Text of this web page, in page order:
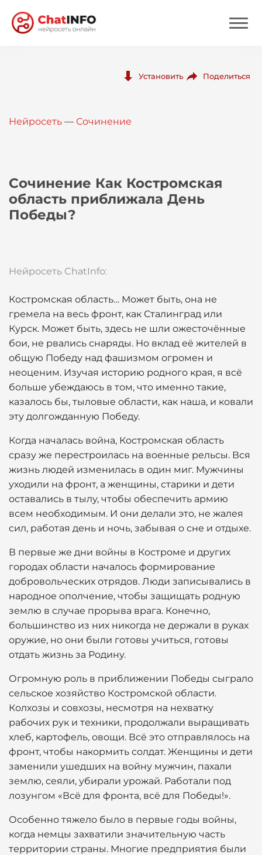
Вход
Установить Поделиться
Нейросеть — Сочинение
Сочинение Как Костромская
область приближала День
Победы?
Нейросеть ChatInfo:
Костромская область… Может быть, она не
гремела на весь фронт, как Сталинград или
Курск. Может быть, здесь не шли ожесточённые
бои, не рвались снаряды. Но вклад её жителей в
общую Победу над фашизмом огромен и
неоценим. Изучая историю родного края, я всё
больше убеждаюсь в том, что именно такие,
казалось бы, тыловые области, как наша, и ковали
эту долгожданную Победу.
Когда началась война, Костромская область
сразу же перестроилась на военные рельсы. Вся
жизнь людей изменилась в один миг. Мужчины
уходили на фронт, а женщины, старики и дети
оставались в тылу, чтобы обеспечить армию
всем необходимым. И они делали это, не жалея
сил, работая день и ночь, забывая о сне и отдыхе.
В первые же дни войны в Костроме и других
городах области началось формирование
добровольческих отрядов. Люди записывались в
народное ополчение, чтобы защищать родную
землю в случае прорыва врага. Конечно,
большинство из них никогда не держали в руках
оружие, но они были готовы учиться, готовы
отдать жизнь за Родину.
Огромную роль в приближении Победы сыграло
сельское хозяйство Костромской области.
Колхозы и совхозы, несмотря на нехватку
рабочих рук и техники, продолжали выращивать
хлеб, картофель, овощи. Всё это отправлялось на
фронт, чтобы накормить солдат. Женщины и дети
заменили ушедших на войну мужчин, пахали
землю, сеяли, убирали урожай. Работали под
лозунгом «Всё для фронта, всё для Победы!».
Особенно тяжело было в первые годы войны,
когда немцы захватили значительную часть
территории страны. Многие предприятия были